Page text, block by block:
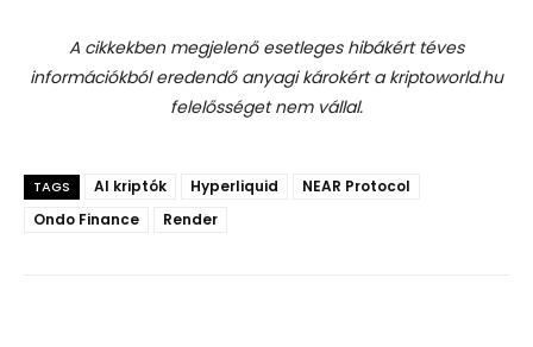
A cikkekben megjelenő esetleges hibákért téves
információkból eredendő anyagi károkért a kriptoworld.hu
felelősséget nem vállal.
TAGS AI kriptók Hyperliquid
NEAR Protocol
Ondo Finance
Render